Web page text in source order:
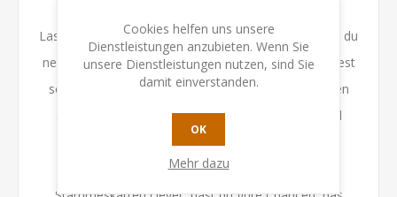
Lass deinen prähistorischen Stamm wachsen, indem du
neue Stammesmitglieder aufnimmst, Hütten errichtest
sowie Werkzeuge und Vorräte sammelst. Um Karten
auszulegen, musst du andere Karten auf die Hand
nehmen, durch die du wiederum die benötigten
Ressourcen erhältst. Kombinierst du deine
Cookies helfen uns unsere
Dienstleistungen anzubieten. Wenn Sie
unsere Dienstleistungen nutzen, sind Sie
damit einverstanden.
OK
Mehr dazu